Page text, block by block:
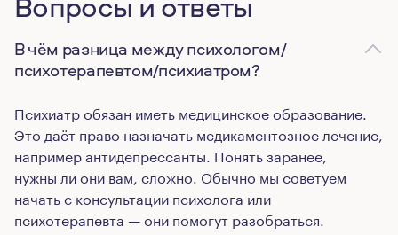
В чём разница между психологом/
психотерапевтом/психиатром?
Психиатр обязан иметь медицинское образование.
Это даёт право назначать медикаментозное лечение,
например антидепрессанты. Понять заранее,
нужны ли они вам, сложно. Обычно мы советуем
начать с консультации психолога или
психотерапевта — они помогут разобраться.